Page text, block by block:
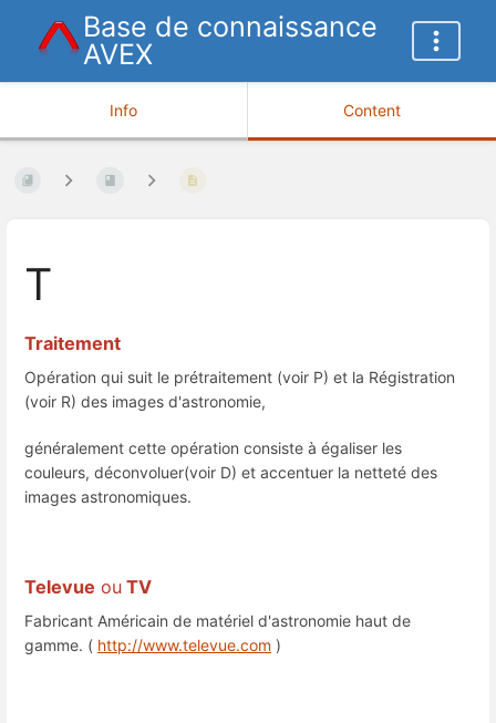
Base de connaissance
AVEX
Info Content
T
Traitement
Opération qui suit le prétraitement (voir P) et la Régistration
(voir R) des images d'astronomie,
généralement cette opération consiste à égaliser les
couleurs, déconvoluer(voir D) et accentuer la netteté des
images astronomiques.
Televue ou TV
Fabricant Américain de matériel d'astronomie haut de
gamme. ( http://www.televue.com )